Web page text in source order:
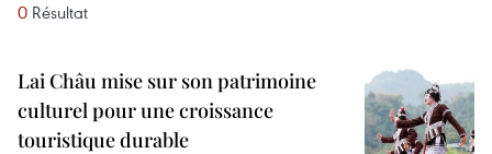
0 Résultat
Lai Châu mise sur son patrimoine
culturel pour une croissance
touristique durable